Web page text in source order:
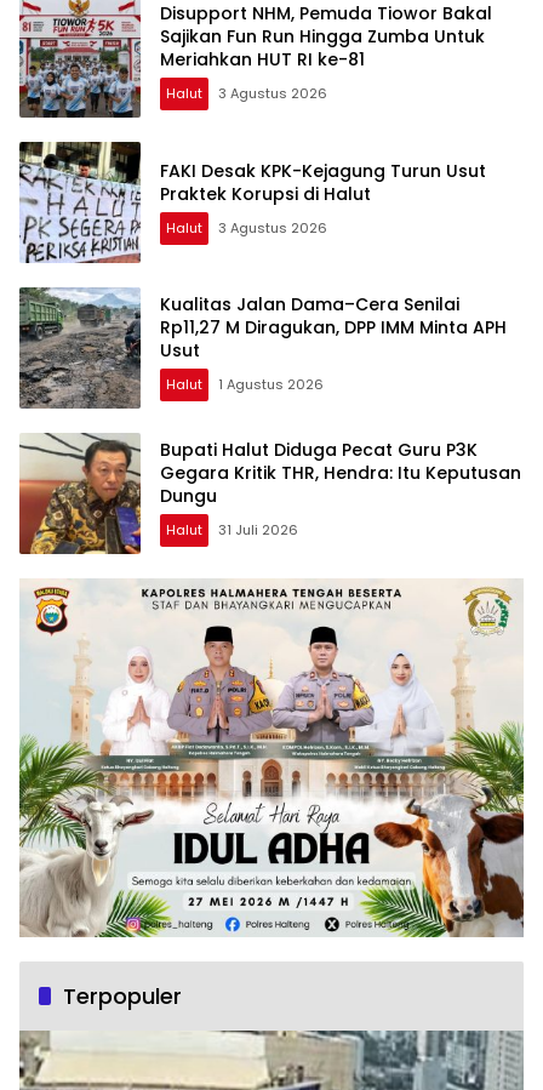
Disupport NHM, Pemuda Tiowor Bakal
Sajikan Fun Run Hingga Zumba Untuk
Meriahkan HUT RI ke-81
Halut 3 Agustus 2026
FAKI Desak KPK-Kejagung Turun Usut
Praktek Korupsi di Halut
Halut 3 Agustus 2026
Kualitas Jalan Dama–Cera Senilai
Rp11,27 M Diragukan, DPP IMM Minta APH
Usut
Halut 1 Agustus 2026
Bupati Halut Diduga Pecat Guru P3K
Gegara Kritik THR, Hendra: Itu Keputusan
Dungu
Halut 31 Juli 2026
Terpopuler